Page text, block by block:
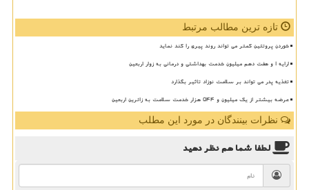
تازه ترین مطالب مرتبط
خوردن پروتئین کمتر می تواند روند پیری را کند نماید
ارایه ۱ و هفت دهم میلیون خدمت بهداشتی و درمانی به زوار اربعین
تغذیه پدر می تواند بر سلامت نوزاد تاثیر بگذارد
عرضه بیشتر از یک میلیون و ۵۴۴ هزار خدمت سلامت به زائرین اربعین
نظرات بینندگان در مورد این مطلب
لطفا شما همنظر دهید